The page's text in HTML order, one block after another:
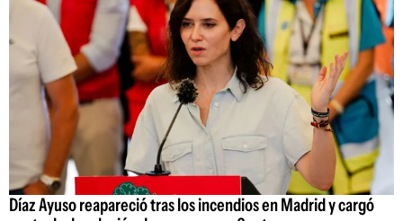
Díaz Ayuso reapareció tras los incendios en Madrid y cargó